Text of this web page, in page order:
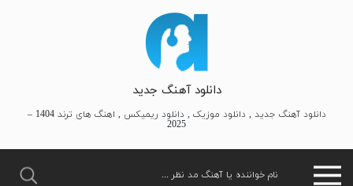
دانلود آهنگ جدید
دانلود آهنگ جدید , دانلود موزیک , دانلود ریمیکس , اهنگ های ترند 1404 –
2025